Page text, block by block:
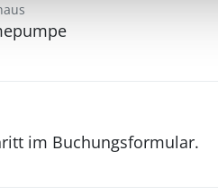
im Buchungsformular.